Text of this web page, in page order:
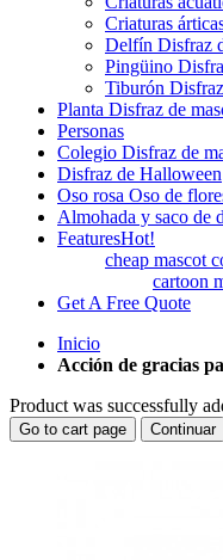
Criaturas
Delfín Disfraz
Pingüino
Tiburón
Planta Disfraz de
Personas
Colegio Disfraz de
Disfraz de Halloween
Oso rosa Oso de
Almohada y saco de
FeaturesHot!
cheap mascot
cartoon
Get A Free Quote
Inicio
Acción de gracias
Product was successfully
Go to cart page Continuar